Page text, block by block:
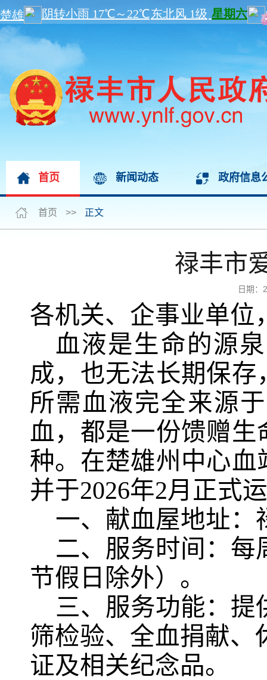
首页 新闻动态 政府信息
首页 >> 正文
禄丰市
日期
各机关、企事业单位
血液是生命的源
成，也无法长期保
所需血液完全来源
血，都是一份馈赠
种。在楚雄州中心血
并于2026年2月正式
一、献血屋地址：
二、服务时间： 每
节假日除外）。
三、服务功能： 提
筛检验、全血捐献、
证及相关纪念品。